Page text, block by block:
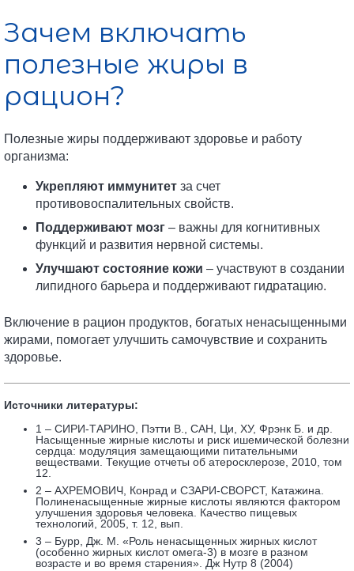
Зачем включать
полезные жиры в
рацион?
Полезные жиры поддерживают здоровье и работу
организма:
Укрепляют иммунитет за счет
противовоспалительных свойств.
Поддерживают мозг – важны для когнитивных
функций и развития нервной системы.
Улучшают состояние кожи – участвуют в создании
липидного барьера и поддерживают гидратацию.
Включение в рацион продуктов, богатых ненасыщенными
жирами, помогает улучшить самочувствие и сохранить
здоровье.
Источники литературы:
1 – СИРИ-ТАРИНО, Пэтти В., САН, Ци, ХУ, Фрэнк Б. и др.
Насыщенные жирные кислоты и риск ишемической болезни
сердца: модуляция замещающими питательными
веществами. Текущие отчеты об атеросклерозе, 2010, том
12.
2 – АХРЕМОВИЧ, Конрад и СЗАРИ-СВОРСТ, Катажина.
Полиненасыщенные жирные кислоты являются фактором
улучшения здоровья человека. Качество пищевых
технологий, 2005, т. 12, вып.
3 – Бурр, Дж. М. «Роль ненасыщенных жирных кислот
(особенно жирных кислот омега-3) в мозге в разном
возрасте и во время старения». Дж Нутр 8 (2004)